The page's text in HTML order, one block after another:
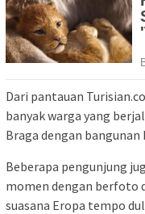
Dari pantauan
banyak warga yang
Braga dengan bangunan
Beberapa pengunjung
momen dengan berfoto
suasana Eropa tempo